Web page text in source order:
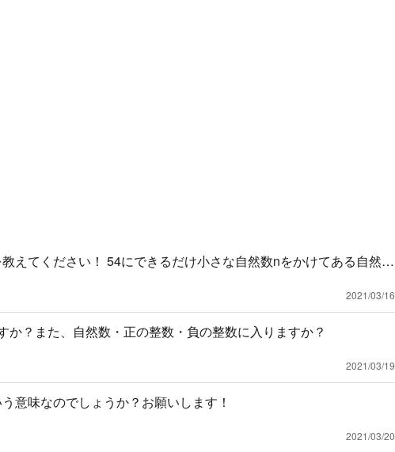
えてください！ 54にできるだけ小さな自然数nをかけてある自然数
つでどのような
2021/03/16
か？また、自然数・正の整数・負の整数に入りますか？
2021/03/19
意味なのでしょうか？お願いします！
2021/03/20